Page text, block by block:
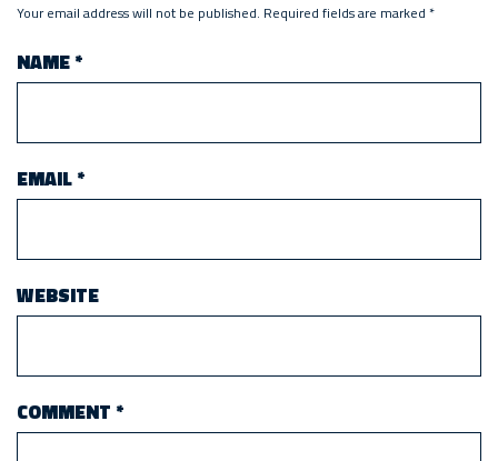
Your email address will not be published. Required fields are marked *
NAME*
EMAIL*
WEBSITE
COMMENT *